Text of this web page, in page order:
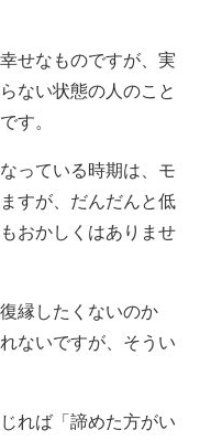
せなものですが、実
ない状態の人のこと
す。
っている時期は、モ
すが、だんだんと低
おかしくはありませ
縁したくないのか
ないですが、そうい
れば「諦めた方がい